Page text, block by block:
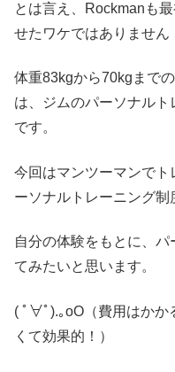
とは言え、Rockmanも
せたワケではありません
体重83kgから70kgまで
は、ジムのパーソナル
です。
今回はマンツーマンで
ーソナルトレーニング制
自分の体験をもとに、
てみたいと思います。
( ﾟ∀ﾟ).｡oO（費用はかか
くて効果的！）